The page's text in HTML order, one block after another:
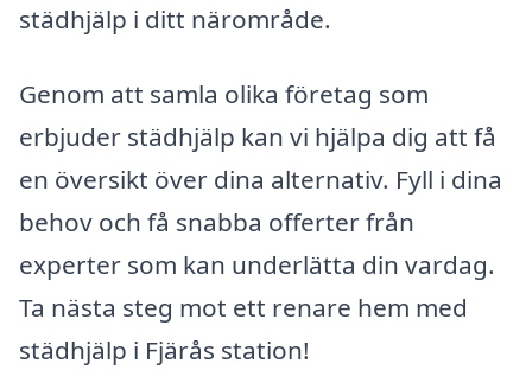
städhjälp i ditt närområde.
Genom att samla olika företag som
erbjuder städhjälp kan vi hjälpa dig att få
en översikt över dina alternativ. Fyll i dina
behov och få snabba offerter från
experter som kan underlätta din vardag.
Ta nästa steg mot ett renare hem med
städhjälp i Fjärås station!